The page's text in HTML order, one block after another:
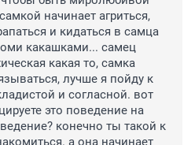
начинает агриться,
и кидаться в самца
какашками... самец
какая то, самка
лучше я пойду к
и согласной. вот
это поведение на
конечно ты такой к
а она начинает